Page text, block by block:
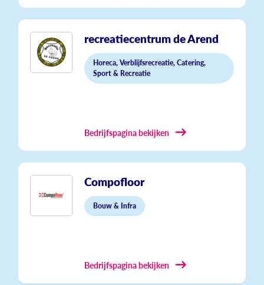
recreatiecentrum de Arend
Horeca, Verblijfsrecreatie, Catering,
Sport & Recreatie
Bedrijfspagina bekijken
Compofloor
Bouw & Infra
Bedrijfspagina bekijken